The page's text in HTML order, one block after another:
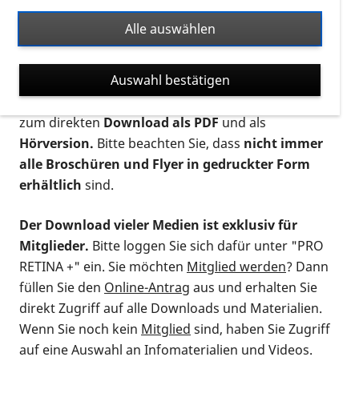
Ort. Nutzen Sie den Formatfilter, um ausschließlich
nach Flyern und Broschüren, Audios oder Videos zu
suchen. Die meisten Flyer und Broschüren werden in
verschiedenen Formaten angeboten: zur
postalischen Bestellung als gedruckte Variante
zum direktenDownload als PDFund als
Hörversion. Bitte beachten Sie, dass nicht immer
alle Broschüren und Flyer in gedruckter Form
erhältlich sind.
Der Download vieler Medien ist exklusiv für
Mitglieder. Bitte loggen Sie sich dafür unter "PRO
RETINA +" ein. Sie möchten Mitglied werden? Dann
füllen Sie den Online-Antrag aus und erhalten Sie
direkt Zugriff auf alle Downloads und Materialien.
Wenn Sie noch kein Mitglied sind, haben Sie Zugriff
auf eine Auswahl an Infomaterialien und Videos.
Alle auswählen
Auswahl bestätigen